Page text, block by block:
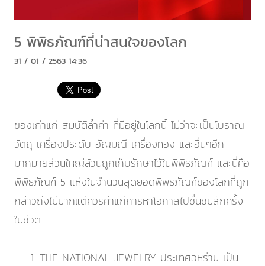
5 พิพิธภัณฑ์ที่น่าสนใจของโลก
31 / 01 / 2563 14:36
ของเก่าแก่ สมบัติล้ำค่า ที่มีอยู่ในโลกนี้ ไม่ว่าจะเป็นโบราณ
วัตถุ เครื่องประดับ อัญมณี เครื่องทอง และอื่นๆอีก
มากมายส่วนใหญ่ล้วนถูกเก็บรักษาไว้ในพิพิธภัณฑ์ และนี่คือ
พิพิธภัณฑ์ 5 แห่งในจำนวนสุดยอดพิพธภัณฑ์ของโลกที่ถูก
กล่าวถึงไม่มากแต่ควรค่าแก่การหาโอกาสไปชื่นชมสักครั้ง
ในชีวิต
1. THE NATIONAL JEWELRY ประเทศอิหร่าน เป็น